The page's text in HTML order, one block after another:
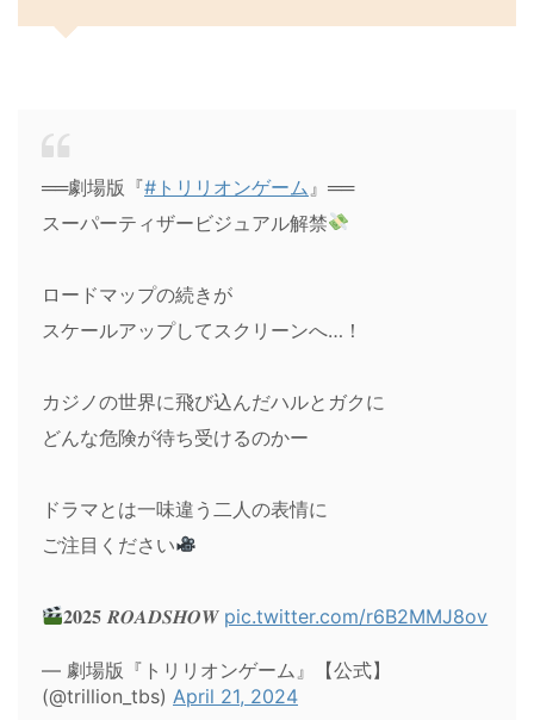
══劇場版『#トリリオンゲーム 』══
スーパーティザービジュアル解禁
ロードマップの続きが
スケールアップしてスクリーンへ…！
カジノの世界に飛び込んだハルとガクに
どんな危険が待ち受けるのかー
ドラマとは一味違う二人の表情に
ご注目ください
𝟐𝟎𝟐𝟓 𝑹𝑶𝑨𝑫𝑺𝑯𝑶𝑾 pic.twitter.com/r6B2MMJ8ov
— 劇場版『トリリオンゲーム』【公式】
(@trillion_tbs) April 21, 2024